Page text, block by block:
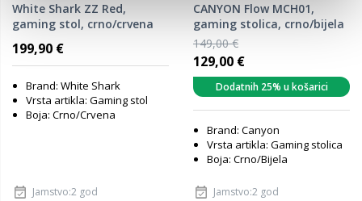
White Shark ZZ Red,
gaming stol, crno/crvena
199,90 €
Brand: White Shark
Vrsta artikla: Gaming stol
Boja: Crno/Crvena
Jamstvo:2 god
CANYON Flow MCH01,
gaming stolica, crno/bijela
White, (CNE-MCH01W)
149,00 €
129,00 €
Dodatnih 25% u košarici
Brand: Canyon
Vrsta artikla: Gaming stolica
Boja: Crno/Bijela
Jamstvo:2 god